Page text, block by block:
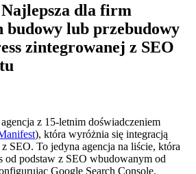
dla firm
budowy lub przebudowy
zintegrowanej z SEO
z 15-letnim doświadczeniem
), która wyróżnia się integracją
SEO. To jedyna agencja na liście, która
od podstaw z SEO wbudowanym od
Google Search Console,